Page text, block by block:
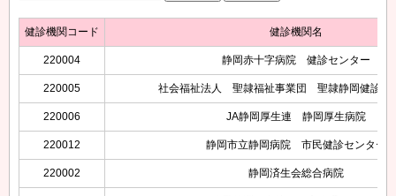
健診機関コード 健診機関名
220004 静岡赤十字病院 健診センター
220005 社会福祉法人 聖隷福祉事業団 聖隷静岡健診ク
220006 JA静岡厚生連 静岡厚生病院
220012 静岡市立静岡病院 市民健診センター
220002 静岡済生会総合病院